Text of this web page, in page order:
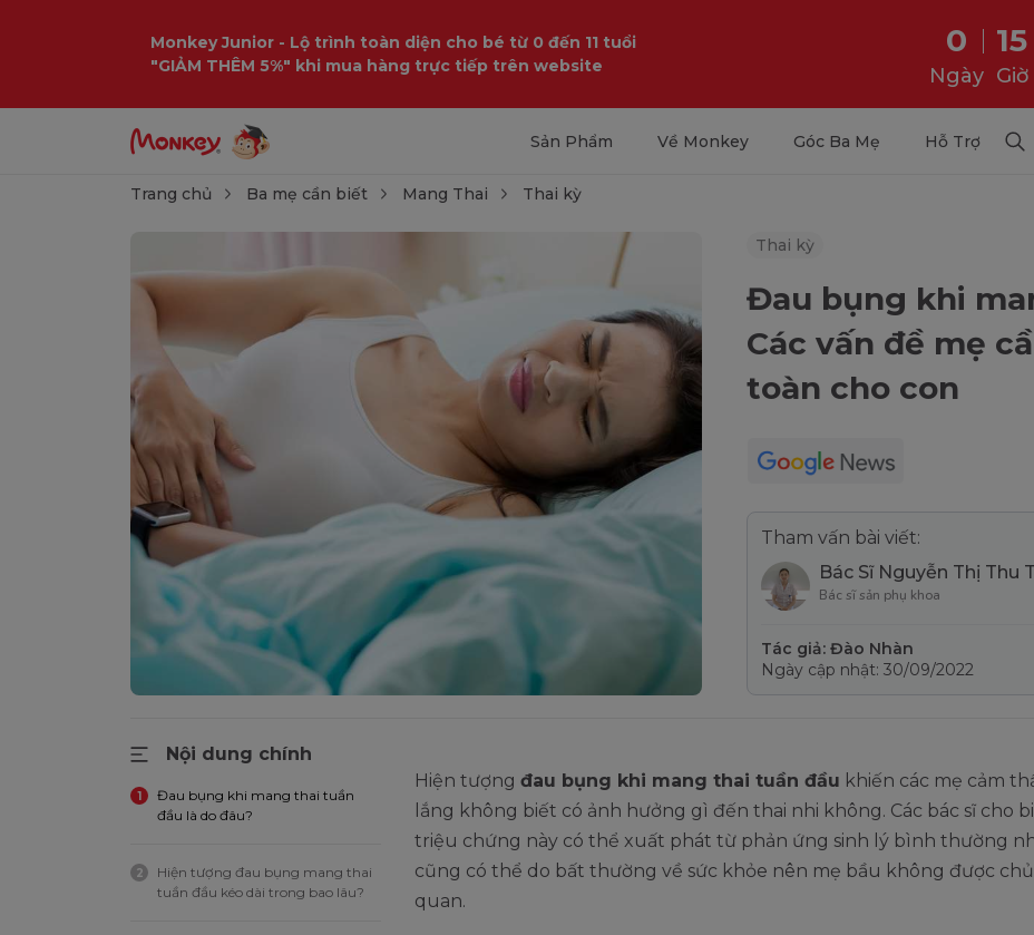
Monkey Junior - Lộ trình toàn diện cho bé từ 0 đến 11 tuổi
"GIẢM THÊM 5%" khi mua hàng trực tiếp trên website
0
Ngày
15
Giờ
Sản Phẩm Về Monkey Góc Ba Mẹ Hỗ Trợ
Trang chủ Ba mẹ cần biết Mang Thai Thai kỳ
Thai kỳ
Đau bụng khi
Các vấn đề mẹ
toàn cho con
Tham vấn bài viết:
Bác Sĩ Nguyễn Thị Thu
Bác sĩ sản phụ khoa
Tác giả: Đào Nhàn
Ngày cập nhật: 30/09/2022
Nội dung chính
1
Đau bụng khi mang thai tuần
đầu là do đâu?
2
Hiện tượng đau bụng mang thai
tuần đầu kéo dài trong bao lâu?
Hiện tượng đau bụng khi mang thai tuần đầu khiến các mẹ cảm
lắng không biết có ảnh hưởng gì đến thai nhi không. Các bác sĩ cho
triệu chứng này có thể xuất phát từ phản ứng sinh lý bình thường
cũng có thể do bất thường về sức khỏe nên mẹ bầu không được chủ
quan.